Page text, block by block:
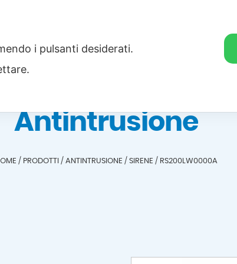
Download
Antintrusione
/ PRODOTTI / ANTINTRUSIONE / SIRENE / RS200LW0000A
i pulsanti desiderati.